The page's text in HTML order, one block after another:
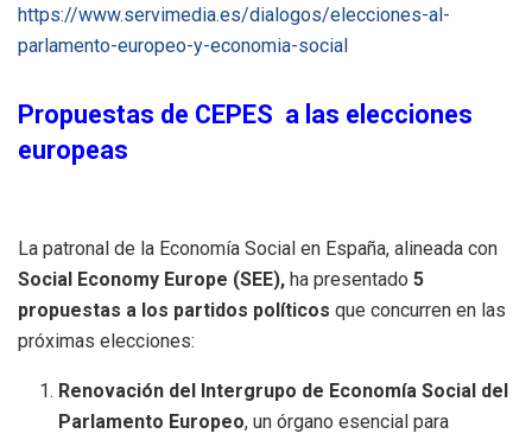
https://www.servimedia.es/dialogos/elecciones-al-
parlamento-europeo-y-economia-social
Propuestas de CEPES a las elecciones
europeas
La patronal de la Economía Social en España, alineada con
Social Economy Europe (SEE), ha presentado 5
propuestas a los partidos políticos que concurren en las
próximas elecciones:
Renovación del Intergrupo de Economía Social del
Parlamento Europeo, un órgano esencial para